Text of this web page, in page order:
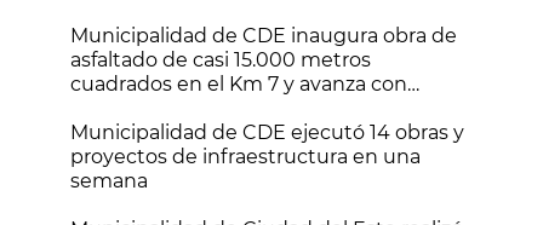
Municipalidad de CDE inaugura obra de
asfaltado de casi 15.000 metros
cuadrados en el Km 7 y avanza con
Municipalidad de CDE ejecutó 14 obras y
proyectos de infraestructura en una
semana